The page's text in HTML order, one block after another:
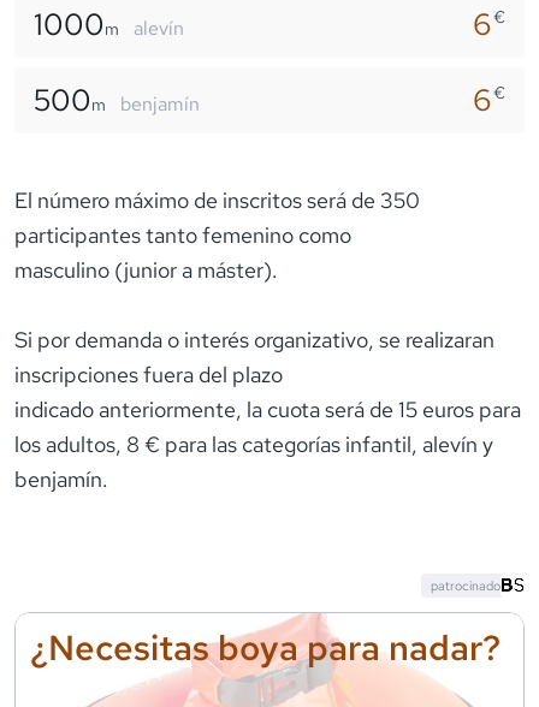
1000m alevín 6€
500m benjamín 6€
El número máximo de inscritos será de 350
participantes tanto femenino como
masculino (junior a máster).
Si por demanda o interés organizativo, se realizaran
inscripciones fuera del plazo
indicado anteriormente, la cuota será de 15 euros para
los adultos, 8 € para las categorías infantil, alevín y
¿Necesitas boya para nadar?
patrocinado